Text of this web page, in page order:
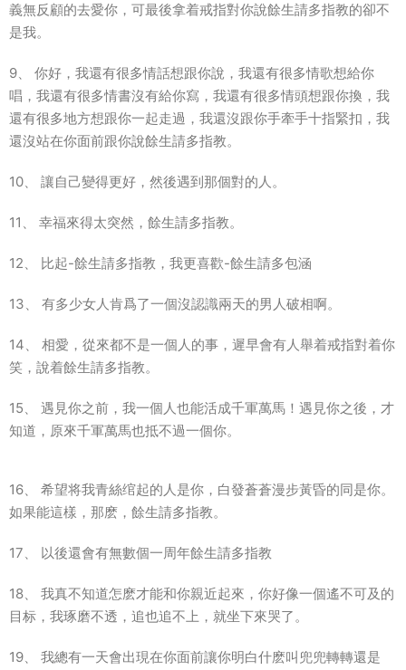
義無反顧的去愛你，可最後拿着戒指對你說餘生請多指教的卻不
是我。
9、 你好，我還有很多情話想跟你說，我還有很多情歌想給你
唱，我還有很多情書沒有給你寫，我還有很多情頭想跟你換，我
還有很多地方想跟你一起走過，我還沒跟你手牽手十指緊扣，我
還沒站在你面前跟你說餘生請多指教。
10、 讓自己變得更好，然後遇到那個對的人。
11、 幸福來得太突然，餘生請多指教。
12、 比起-餘生請多指教，我更喜歡-餘生請多包涵
13、 有多少女人肯爲了一個沒認識兩天的男人破相啊。
14、 相愛，從來都不是一個人的事，遲早會有人舉着戒指對着你
笑，說着餘生請多指教。
15、 遇見你之前，我一個人也能活成千軍萬馬！遇見你之後，才
知道，原來千軍萬馬也抵不過一個你。
16、 希望将我青絲绾起的人是你，白發蒼蒼漫步黃昏的同是你。
如果能這樣，那麽，餘生請多指教。
17、 以後還會有無數個一周年餘生請多指教
18、 我真不知道怎麽才能和你親近起來，你好像一個遙不可及的
目标，我琢磨不透，追也追不上，就坐下來哭了。
19、 我總有一天會出現在你面前讓你明白什麽叫兜兜轉轉還是